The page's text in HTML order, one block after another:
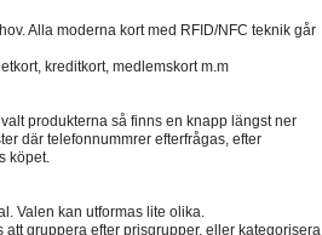
Alla moderna kort med RFID/NFC teknik går
kreditkort, medlemskort m.m
produkterna så finns en knapp längst ner
där telefonnummrer efterfrågas, efter
köpet.
Valen kan utformas lite olika.
att gruppera efter prisgrupper, eller kategorisera